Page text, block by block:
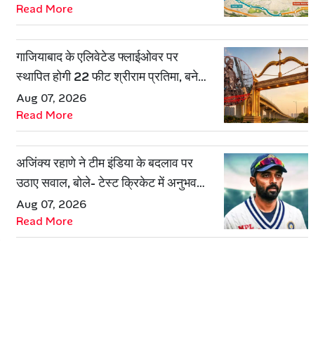
Read More
गाजियाबाद के एलिवेटेड फ्लाईओवर पर
स्थापित होगी 22 फीट श्रीराम प्रतिमा, बनेगी
शहर की नई पहचान
Aug 07, 2026
Read More
अजिंक्य रहाणे ने टीम इंडिया के बदलाव पर
उठाए सवाल, बोले- टेस्ट क्रिकेट में अनुभव
की जरूरत हमेशा रहेगी
Aug 07, 2026
Read More